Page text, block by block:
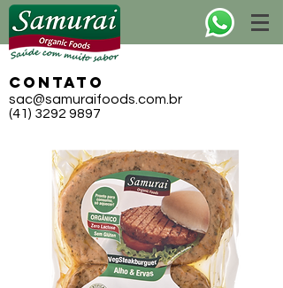
CONTATO
sac@samuraifoods.com.br
(41) 3292 9897